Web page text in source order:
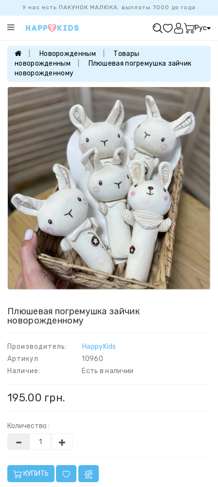
У нас есть ПАКУНОК МАЛЮКА. выплаты 7000 до года
Категории
ПРОДАЖ
БАЗОВАЯ
КОЛЛЕКЦИЯ
ДЕВОЧКАМ
МАЛЬЧИКАМ
НОВОРОЖДЕННЫМ
FAMILYLOOK
Рус
Новорожденным
Товары
новорожденным
Плюшевая погремушка зайчик
новорожденному
Плюшевая погремушка зайчик
новорожденному
Производитель:
HappyKids
Артикул
10960
Наличие:
Есть в наличии
195.00 грн.
Количество :
КУПИТЬ